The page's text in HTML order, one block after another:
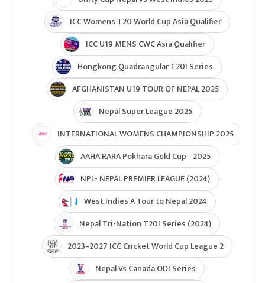
ICC Womens T20 World Cup Asia Qualifier
ICC U19 MENS CWC Asia Qualifier
Hongkong Quadrangular T20I Series
AFGHANISTAN U19 TOUR OF NEPAL 2025
Nepal Super League 2025
INTERNATIONAL WOMENS CHAMPIONSHIP 2025
AAHA RARA Pokhara Gold Cup 2025
NPL- NEPAL PREMIER LEAGUE (2024)
West Indies A Tour to Nepal 2024
Nepal Tri-Nation T20I Series (2024)
2023–2027 ICC Cricket World Cup League 2
Nepal Vs Canada ODI Series